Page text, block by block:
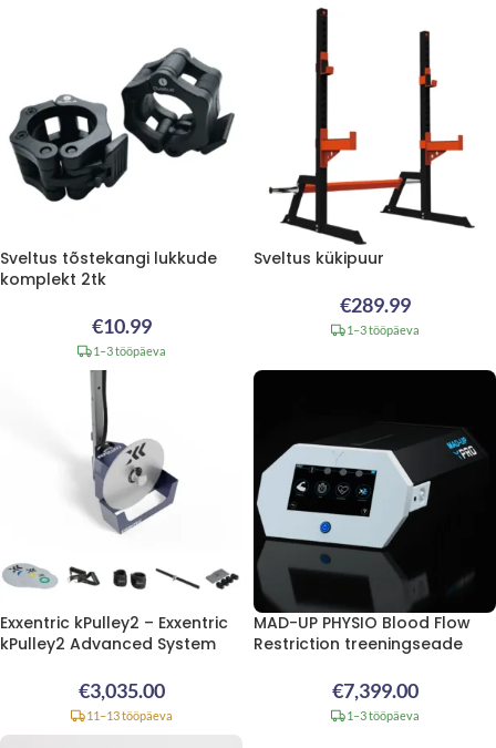
Sveltus tõstekangi lukkude
komplekt 2tk
€10.99
1–3 tööpäeva
Sveltus kükipuur
€289.99
1–3 tööpäeva
Exxentric kPulley2 – Exxentric
kPulley2 Advanced System
€3,035.00
11–13 tööpäeva
MAD-UP PHYSIO Blood Flow
Restriction treeningseade
€7,399.00
1–3 tööpäeva